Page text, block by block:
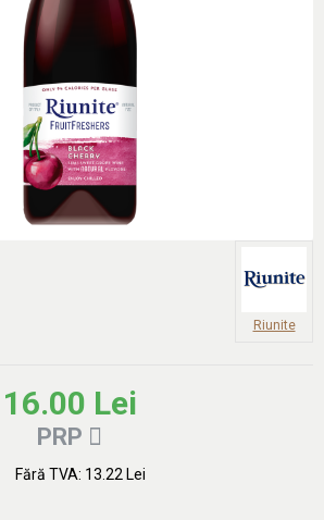
16.00 Lei
PRP
Fără TVA: 13.22 Lei
Riunite